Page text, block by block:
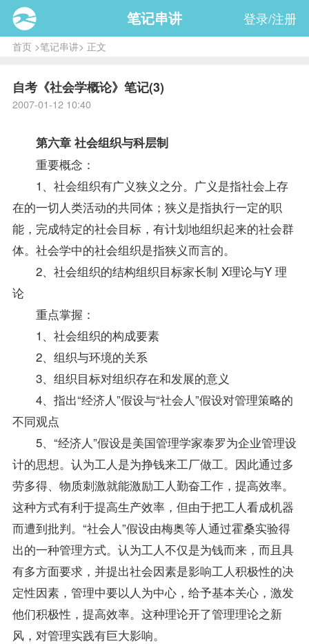
笔记串讲 登录/注册
首页>笔记串讲> 正文
自考《社会学概论》笔记(3)
2007-01-12 10:40
第六章 社会组织与科层制
重要概念：
1、社会组织有广义狭义之分。广义是指社会上存
在的一切人类活动的共同体；狭义是指执行一定的职
能，完成特定的社会目标，有计划地组织起来的社会群
体。社会学中的社会组织是指狭义而言的。
2、社会组织的结构组织目标家长制 X理论与Y 理
论
重点掌握：
1、社会组织的构成要素
2、组织与环境的关系
3、组织目标对组织存在和发展的意义
4、指出“经济人”假设与“社会人”假设对管理策略的
不同观点
5、“经济人”假设是美国管理学家泰罗为企业管理设
计的思想。认为工人是为挣钱来工厂做工。因此通过多
劳多得、物质刺激就能激励工人勤奋工作，提高效率。
这种方式有利于提高生产效率，但由于把工人看成机器
而遭到批判。“社会人”假设由梅奥等人通过霍桑实验得
出的一种管理方式。认为工人不仅是为钱而来，而且具
有多方面要求，并提出社会因素是影响工人积极性的决
定性因素，管理中要以人为中心，给予基本关心，激发
他们积极性，提高效率。这种理论开了管理理论之新
风，对管理实践有巨大影响。